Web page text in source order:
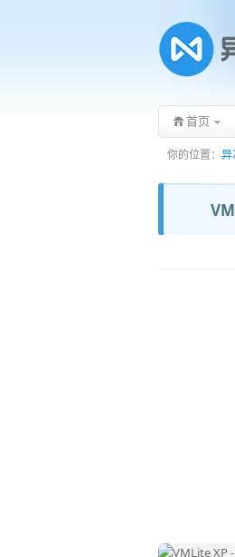
首页
你的位置： 异